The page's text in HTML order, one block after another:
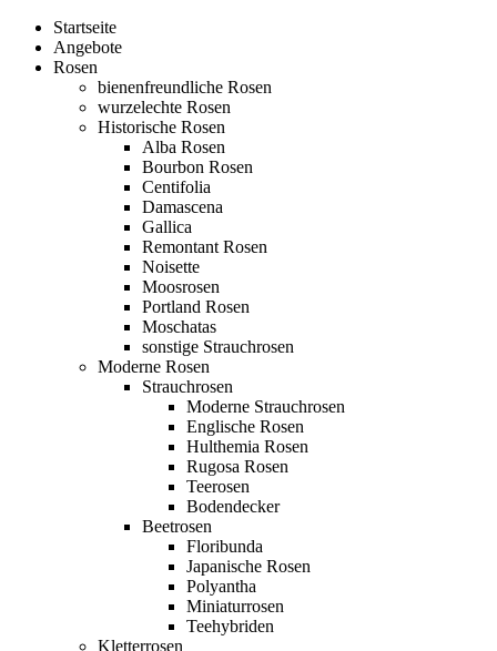
Startseite
Angebote
Rosen
bienenfreundliche Rosen
wurzelechte Rosen
Historische Rosen
Alba Rosen
Bourbon Rosen
Centifolia
Damascena
Gallica
Remontant Rosen
Noisette
Moosrosen
Portland Rosen
Moschatas
sonstige Strauchrosen
Moderne Rosen
Strauchrosen
Moderne Strauchrosen
Englische Rosen
Hulthemia Rosen
Rugosa Rosen
Teerosen
Bodendecker
Beetrosen
Floribunda
Japanische Rosen
Polyantha
Miniaturrosen
Teehybriden
Kletterrosen